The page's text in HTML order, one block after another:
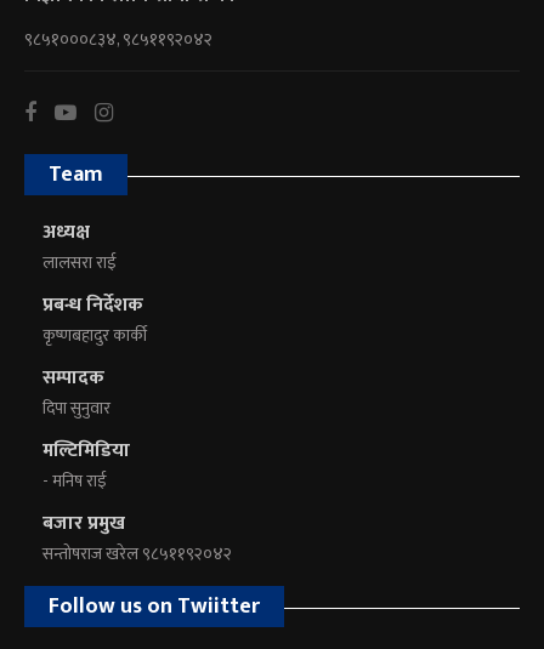
९८५१०००८३४, ९८५११९२०४२
Team
अध्यक्ष
लालसरा राई
प्रबन्ध निर्देशक
कृष्णबहादुर कार्की
सम्पादक
दिपा सुनुवार
मल्टिमिडिया
- मनिष राई
बजार प्रमुख
सन्तोषराज खरेल ९८५११९२०४२
Follow us on Twiitter